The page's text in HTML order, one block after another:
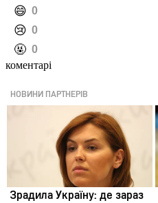
️😄 0
️😢 0
️🤬 0
коментарі